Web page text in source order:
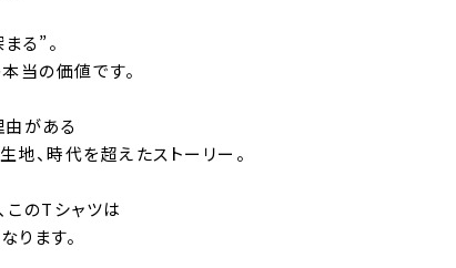
る”。
当の価値です。
由がある
地、時代を超えたストーリー。
このTシャツは
ります。